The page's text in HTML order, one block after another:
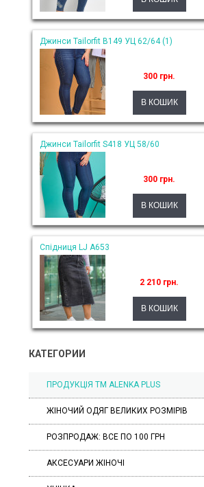
Джинси Tailorfit B149 УЦ 62/64 (1)
300 грн.
Джинси Tailorfit S418 УЦ 58/60
300 грн.
Спідниця LJ A653
2 210 грн.
КАТЕГОРИИ
ПРОДУКЦІЯ ТМ ALENKA PLUS
ЖІНОЧИЙ ОДЯГ ВЕЛИКИХ РОЗМІРІВ
РОЗПРОДАЖ: ВСЕ ПО 100 ГРН
АКСЕСУАРИ ЖІНОЧІ